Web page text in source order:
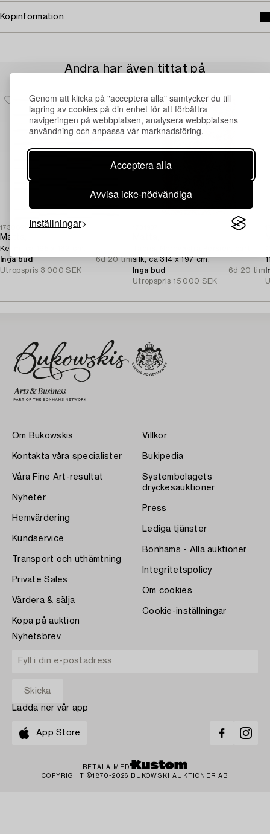
Genom att klicka på "acceptera alla" samtycker du till
lagring av cookies på din enhet för att förbättra
navigeringen på webbplatsen, analysera webbplatsens
användning och anpassa vår marknadsföring.
Acceptera alla
Avvisa icke-nödvändiga
Inställningar
Köpinformation
Andra har även tittat på
1730851
Matta,
Kelim, ca 195 x 162 cm.
Inga bud
6d 20 tim
Utropspris 3 000 SEK
silk, ca 314 x 197 cm.
Inga bud
6d 20 tim
Utropspris 15 000 SEK
Om Bukowskis
Kontakta våra specialister
Våra Fine Art-resultat
Nyheter
Hemvärdering
Kundservice
Transport och uthämtning
Private Sales
Värdera & sälja
Köpa på auktion
Villkor
Bukipedia
Systembolagets
dryckesauktioner
Press
Lediga tjänster
Bonhams - Alla auktioner
Integritetspolicy
Om cookies
Cookie-inställningar
Nyhetsbrev
Ladda ner vår app
App Store
BETALA MED
COPYRIGHT ©1870-2026 BUKOWSKI AUKTIONER AB